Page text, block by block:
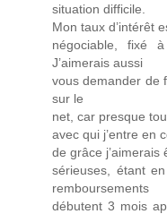
situation difficile.
Mon taux d’intérêt
négociable, fixé
J’aimerais aussi
vous demander de
sur le
net, car presque
avec qui j’entre en
de grâce
sérieuses, étant
remboursements
débutent 3 mois